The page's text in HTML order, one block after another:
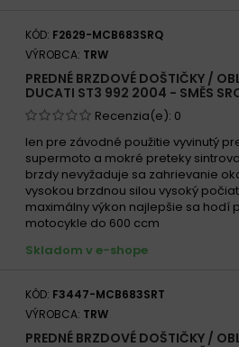
KÓD: F2629-MCB683SRQ
VÝROBCA: TRW
PREDNÉ BRZDOVÉ DOŠTIČKY /
DUCATI ST3 992 2004 - SMĚS
Recenzia(e): 0
len pre závodné použitie vyvinutý
supermoto a mokré preteky
brzdy nevyžaduje sa zahrievanie
vysokou brzdnou silou vysoký
maximálny výkon najlepšie sa hodí
motocykle do 600 ccm
Skladom v e-shope
KÓD: F3447-MCB683SRT
VÝROBCA: TRW
PREDNÉ BRZDOVÉ DOŠTIČKY /